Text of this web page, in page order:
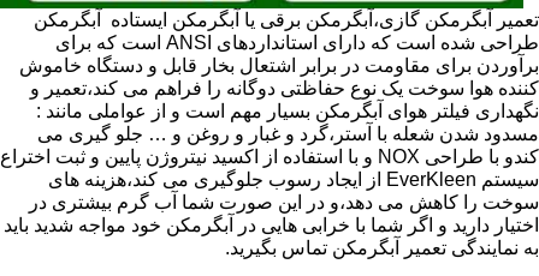
تعمیر آبگرمکن گازی،آبگرمکن برقی یا آبگرمکن ایستاده ​ آبگرمکن
طراحی شده است که دارای استانداردهای ANSI است که برای
برآوردن برای مقاومت در برابر اشتعال بخار قابل و دستگاه خاموش
کننده هوا سوخت یک نوع حفاظتی دوگانه را فراهم می کند،تعمیر و
نگهداری فیلتر هوای آبگرمکن بسیار مهم است و از عواملی مانند :
مسدود شدن شعله با آستر،گرد و غبار و روغن و … جلو گیری می
کندو با طراحی NOX و با استفاده از اکسید نیتروژن پایین و ثبت اختراع
سیستم EverKleen از ایجاد رسوب جلوگیری می کند،هزینه های
سوخت را کاهش می دهد،و در این صورت شما آب گرم بیشتری در
اختیار دارید و اگر شما با خرابی هایی در آبگرمکن خود مواجه شدید باید
به نمایندگی تعمیر آبگرمکن تماس بگیرید.